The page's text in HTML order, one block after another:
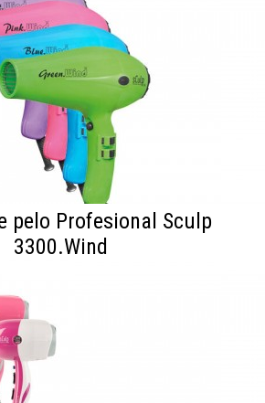
pelo Profesional Sculp
3300.Wind